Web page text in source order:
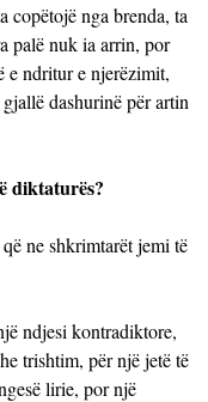
copëtojë nga brenda, ta
palë nuk ia arrin, por
e ndritur e njerëzimit,
dashurinë për artin
diktaturës?
ne shkrimtarët jemi të
ndjesi kontradiktore,
trishtim, për një jetë të
lirie, por një